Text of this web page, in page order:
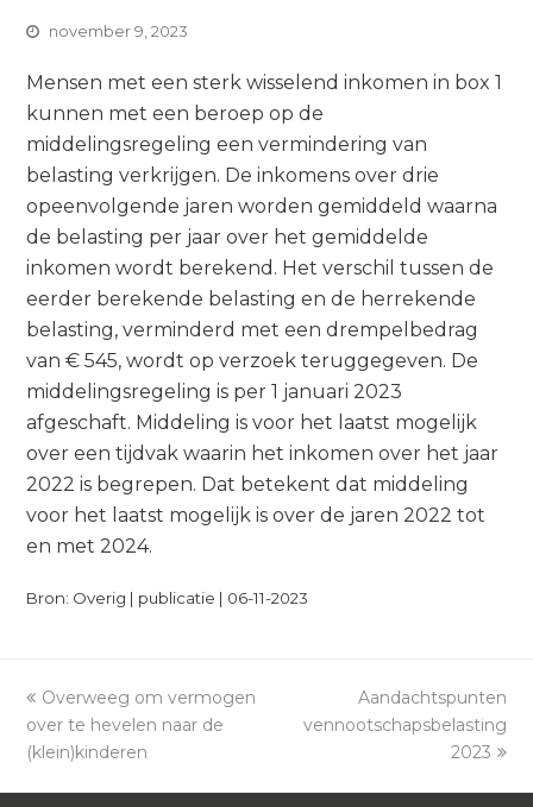
november 9, 2023
Mensen met een sterk wisselend inkomen in box 1
kunnen met een beroep op de
middelingsregeling een vermindering van
belasting verkrijgen. De inkomens over drie
opeenvolgende jaren worden gemiddeld waarna
de belasting per jaar over het gemiddelde
inkomen wordt berekend. Het verschil tussen de
eerder berekende belasting en de herrekende
belasting, verminderd met een drempelbedrag
van € 545, wordt op verzoek teruggegeven. De
middelingsregeling is per 1 januari 2023
afgeschaft. Middeling is voor het laatst mogelijk
over een tijdvak waarin het inkomen over het jaar
2022 is begrepen. Dat betekent dat middeling
voor het laatst mogelijk is over de jaren 2022 tot
en met 2024.
Bron: Overig | publicatie | 06-11-2023
previous
post:
Overweeg om vermogen
over te hevelen naar de
(klein)kinderen
next
post:
Aandachtspunten
vennootschapsbelasting
2023